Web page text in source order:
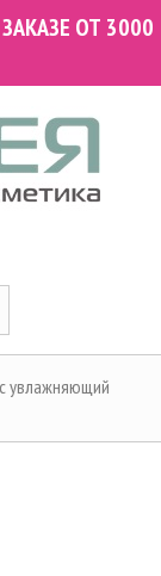
ОТ 3000
увлажняющий